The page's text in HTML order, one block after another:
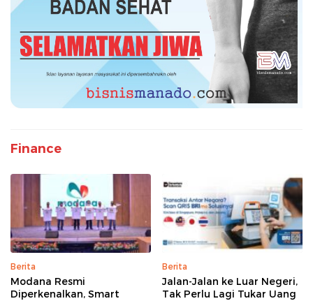
Finance
Berita
Modana Resmi
Diperkenalkan, Smart
Berita
Jalan-Jalan ke Luar Negeri,
Tak Perlu Lagi Tukar Uang